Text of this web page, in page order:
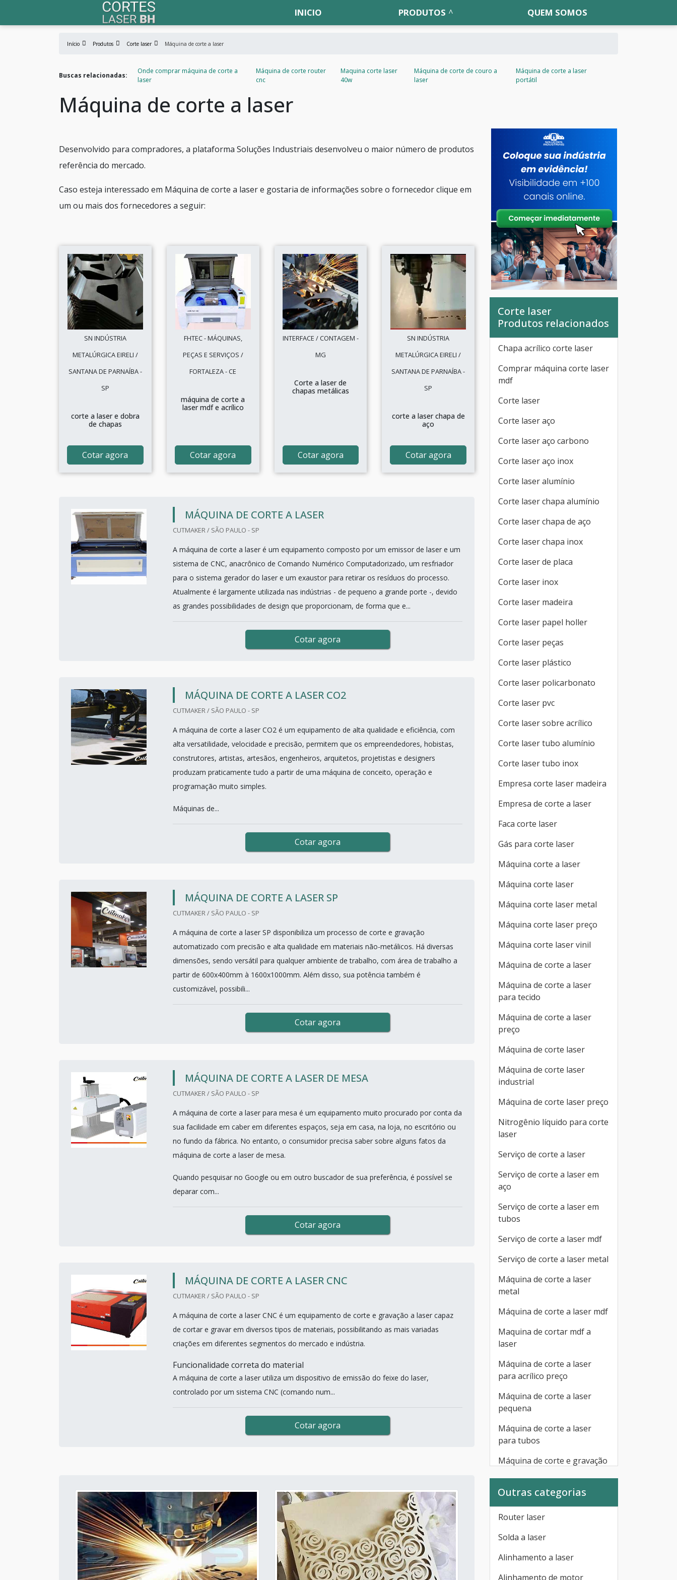
INICIO PRODUTOS QUEM SOMOS
Início Produtos Corte laser Máquina de corte a laser
Buscas relacionadas:
Onde comprar máquina de corte a
laser
Máquina de corte router
cnc
Maquina corte laser
40w
Máquina de corte de couro a
laser
Máquina de corte a laser
portátil
Máquina de corte a laser
Desenvolvido para compradores, a plataforma Soluções Industriais desenvolveu o maior número de produtos
referência do mercado.
Caso esteja interessado em Máquina de corte a laser e gostaria de informações sobre o fornecedor clique em
um ou mais dos fornecedores a seguir:
SN INDÚSTRIA
METALÚRGICA EIRELI /
SANTANA DE PARNAÍBA -
SP
corte a laser e dobra
de chapas
Cotar agora
FHTEC - MÁQUINAS,
PEÇAS E SERVIÇOS /
FORTALEZA - CE
máquina de corte a
laser mdf e acrílico
Cotar agora
INTERFACE / CONTAGEM -
MG
Corte a laser de
chapas metálicas
Cotar agora
SN INDÚSTRIA
METALÚRGICA EIRELI /
SANTANA DE PARNAÍBA -
SP
corte a laser chapa de
aço
Cotar agora
MÁQUINA DE CORTE A LASER
CUTMAKER / SÃO PAULO - SP
A máquina de corte a laser é um equipamento composto por um emissor de laser e um
sistema de CNC, anacrônico de Comando Numérico Computadorizado, um resfriador
para o sistema gerador do laser e um exaustor para retirar os resíduos do processo.
Atualmente é largamente utilizada nas indústrias - de pequeno a grande porte -, devido
as grandes possibilidades de design que proporcionam, de forma que e...
Cotar agora
MÁQUINA DE CORTE A LASER CO2
CUTMAKER / SÃO PAULO - SP
A máquina de corte a laser CO2 é um equipamento de alta qualidade e eficiência, com
alta versatilidade, velocidade e precisão, permitem que os empreendedores, hobistas,
construtores, artistas, artesãos, engenheiros, arquitetos, projetistas e designers
produzam praticamente tudo a partir de uma máquina de conceito, operação e
programação muito simples.
Máquinas de...
Cotar agora
MÁQUINA DE CORTE A LASER SP
CUTMAKER / SÃO PAULO - SP
A máquina de corte a laser SP disponibiliza um processo de corte e gravação
automatizado com precisão e alta qualidade em materiais não-metálicos. Há diversas
dimensões, sendo versátil para qualquer ambiente de trabalho, com área de trabalho a
partir de 600x400mm à 1600x1000mm. Além disso, sua potência também é
customizável, possibili...
Cotar agora
MÁQUINA DE CORTE A LASER DE MESA
CUTMAKER / SÃO PAULO - SP
A máquina de corte a laser para mesa é um equipamento muito procurado por conta da
sua facilidade em caber em diferentes espaços, seja em casa, na loja, no escritório ou
no fundo da fábrica. No entanto, o consumidor precisa saber sobre alguns fatos da
máquina de corte a laser de mesa.
Quando pesquisar no Google ou em outro buscador de sua preferência, é possível se
deparar com...
Cotar agora
MÁQUINA DE CORTE A LASER CNC
CUTMAKER / SÃO PAULO - SP
A máquina de corte a laser CNC é um equipamento de corte e gravação a laser capaz
de cortar e gravar em diversos tipos de materiais, possibilitando as mais variadas
criações em diferentes segmentos do mercado e indústria.
Funcionalidade correta do material
A máquina de corte a laser utiliza um dispositivo de emissão do feixe do laser,
controlado por um sistema CNC (comando num...
Cotar agora
Corte laser
Produtos relacionados
Chapa acrílico corte laser
Comprar máquina corte laser
mdf
Corte laser
Corte laser aço
Corte laser aço carbono
Corte laser aço inox
Corte laser alumínio
Corte laser chapa alumínio
Corte laser chapa de aço
Corte laser chapa inox
Corte laser de placa
Corte laser inox
Corte laser madeira
Corte laser papel holler
Corte laser peças
Corte laser plástico
Corte laser policarbonato
Corte laser pvc
Corte laser sobre acrílico
Corte laser tubo alumínio
Corte laser tubo inox
Empresa corte laser madeira
Empresa de corte a laser
Faca corte laser
Gás para corte laser
Máquina corte a laser
Máquina corte laser
Máquina corte laser metal
Máquina corte laser preço
Máquina corte laser vinil
Máquina de corte a laser
Máquina de corte a laser
para tecido
Máquina de corte a laser
preço
Máquina de corte laser
Máquina de corte laser
industrial
Máquina de corte laser preço
Nitrogênio líquido para corte
laser
Serviço de corte a laser
Serviço de corte a laser em
aço
Serviço de corte a laser em
tubos
Serviço de corte a laser mdf
Serviço de corte a laser metal
Máquina de corte a laser
metal
Máquina de corte a laser mdf
Maquina de cortar mdf a
laser
Máquina de corte a laser
para acrílico preço
Máquina de corte a laser
pequena
Máquina de corte a laser
para tubos
Máquina de corte e gravação
Máquina de corte gravação a
laser para carimbos
pequena preço
Máquina de corte gravação a
Outras categorias
Router laser
Solda a laser
Alinhamento a laser
Alinhamento de motor